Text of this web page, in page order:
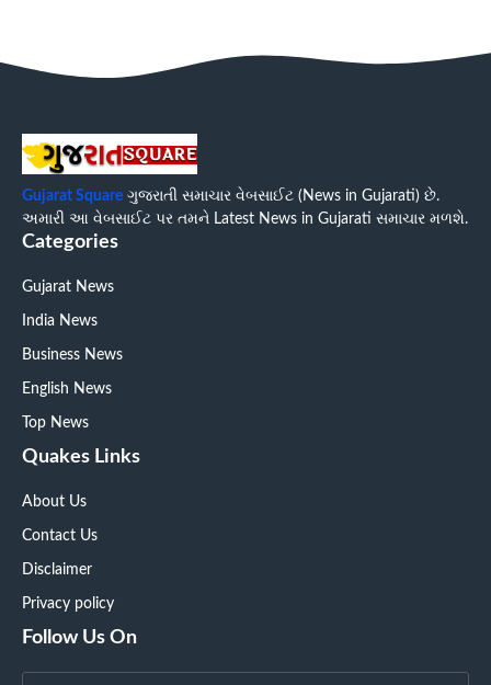
Gujarat Square ગુજરાતી સમાચાર વેબસાઈટ (News in Gujarati) છે.
અમારી આ વેબસાઈટ પર તમને Latest News in Gujarati સમાચાર મળશે.
Categories
Gujarat News
India News
Business News
English News
Top News
Quakes Links
About Us
Contact Us
Disclaimer
Privacy policy
Follow Us On